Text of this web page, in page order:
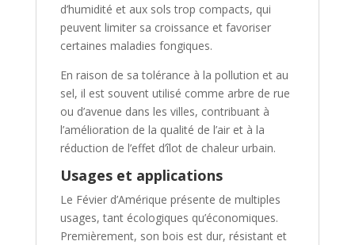
d’humidité et aux sols trop compacts, qui
peuvent limiter sa croissance et favoriser
certaines maladies fongiques.
En raison de sa tolérance à la pollution et au
sel, il est souvent utilisé comme arbre de rue
ou d’avenue dans les villes, contribuant à
l’amélioration de la qualité de l’air et à la
réduction de l’effet d’îlot de chaleur urbain.
Usages et applications
Le Févier d’Amérique présente de multiples
usages, tant écologiques qu’économiques.
Premièrement, son bois est dur, résistant et